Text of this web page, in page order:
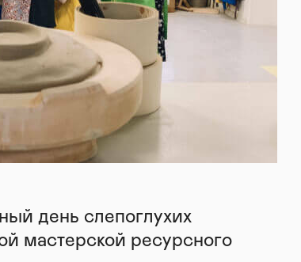
день слепоглухих
мастерской ресурсного